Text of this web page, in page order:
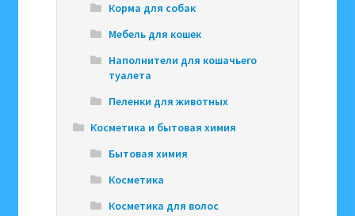
Корма для собак
Мебель для кошек
Наполнители для кошачьего
туалета
Пеленки для животных
Косметика и бытовая химия
Бытовая химия
Косметика
Косметика для волос